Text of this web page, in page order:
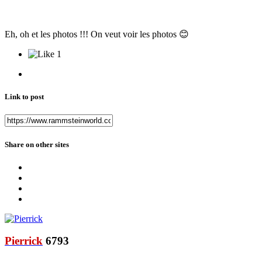
Eh, oh et les photos !!! On veut voir les photos 😊
1
Link to post
Share on other sites
Pierrick 6793